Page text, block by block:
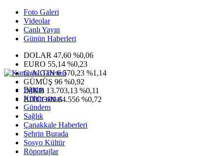
Foto Galeri
Videolar
Canlı Yayın
Günün Haberleri
DOLAR 47,60 %0,06
EURO 55,14 %0,23
G.ALTIN6.570,23 %1,14
GÜMÜŞ 96 %0,92
IMKB 13.703,13 %0,11
BITCOIN64.556 %0,72
Eğitim
Kültür-sanat
Gündem
Sağlık
Çanakkale Haberleri
Şehrin Burada
Sosyo Kültür
Röportajlar